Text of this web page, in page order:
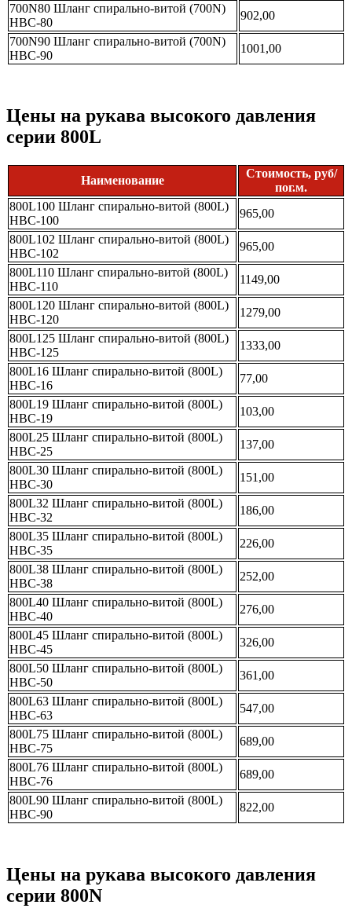
700N80 Шланг спирально-витой (700N)
НВС-80
902,00
700N90 Шланг спирально-витой (700N)
НВС-90
1001,00
Цены на рукава высокого давления
серии 800L
Наименование
Стоимость, руб/
пог.м.
800L100 Шланг спирально-витой (800L)
НВС-100
965,00
800L102 Шланг спирально-витой (800L)
НВС-102
965,00
800L110 Шланг спирально-витой (800L)
НВС-110
1149,00
800L120 Шланг спирально-витой (800L)
НВС-120
1279,00
800L125 Шланг спирально-витой (800L)
НВС-125
1333,00
800L16 Шланг спирально-витой (800L)
НВС-16
77,00
800L19 Шланг спирально-витой (800L)
НВС-19
103,00
800L25 Шланг спирально-витой (800L)
НВС-25
137,00
800L30 Шланг спирально-витой (800L)
НВС-30
151,00
800L32 Шланг спирально-витой (800L)
НВС-32
186,00
800L35 Шланг спирально-витой (800L)
НВС-35
226,00
800L38 Шланг спирально-витой (800L)
НВС-38
252,00
800L40 Шланг спирально-витой (800L)
НВС-40
276,00
800L45 Шланг спирально-витой (800L)
НВС-45
326,00
800L50 Шланг спирально-витой (800L)
НВС-50
361,00
800L63 Шланг спирально-витой (800L)
НВС-63
547,00
800L75 Шланг спирально-витой (800L)
НВС-75
689,00
800L76 Шланг спирально-витой (800L)
НВС-76
689,00
800L90 Шланг спирально-витой (800L)
НВС-90
822,00
Цены на рукава высокого давления
серии 800N